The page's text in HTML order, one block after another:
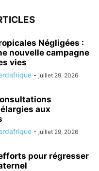
Négligées :
nouvelle campagne
vies
- juillet 29, 2026
aux
- juillet 29, 2026
pour régresser